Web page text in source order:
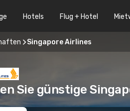
Hotels Flug + Hotel
Singapore Airlines
Sie günstige